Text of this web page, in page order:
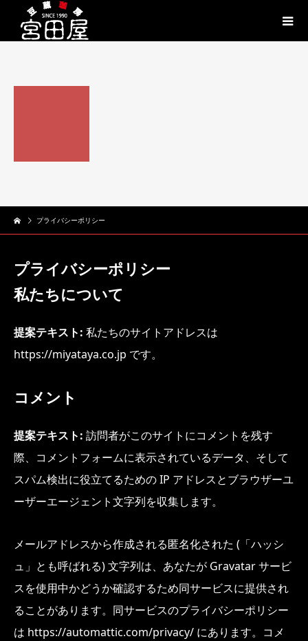
プライバシーポリシー
プライバシーポリシー
私たちについて
提案テキスト: 私たちのサイトアドレスは
https://miyataya.co.jp です。
コメント
提案テキスト: 訪問者がこのサイトにコメントを残す
際、コメントフォームに表示されているデータ、そして
スパム検出に役立てるための IP アドレスとブラウザーユ
ーザーエージェント文字列を収集します。
メールアドレスから作成される匿名化された (「ハッシ
ュ」とも呼ばれる) 文字列は、あなたが Gravatar サービ
スを使用中かどうか確認するため同サービスに提供され
ることがあります。同サービスのプライバシーポリシー
は https://automattic.com/privacy/ にあります。コメ